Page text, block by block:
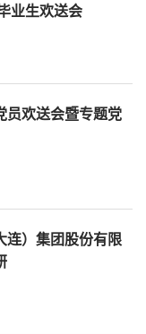
业生欢送会
员欢送会暨专题党
连）集团股份有限